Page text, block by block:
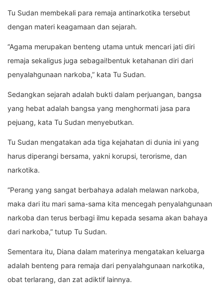
Tu Sudan membekali para remaja antinarkotika tersebut
dengan materi keagamaan dan sejarah.
“Agama merupakan benteng utama untuk mencari jati diri
remaja sekaligus juga sebagai!bentuk ketahanan diri dari
penyalahgunaan narkoba,” kata Tu Sudan.
Sedangkan sejarah adalah bukti dalam perjuangan, bangsa
yang hebat adalah bangsa yang menghormati jasa para
pejuang, kata Tu Sudan menyebutkan.
Tu Sudan mengatakan ada tiga kejahatan di dunia ini yang
harus diperangi bersama, yakni korupsi, terorisme, dan
narkotika.
“Perang yang sangat berbahaya adalah melawan narkoba,
maka dari itu mari sama-sama kita mencegah penyalahgunaan
narkoba dan terus berbagi ilmu kepada sesama akan bahaya
dari narkoba,” tutup Tu Sudan.
Sementara itu, Diana dalam materinya mengatakan keluarga
adalah benteng para remaja dari penyalahgunaan narkotika,
obat terlarang, dan zat adiktif lainnya.